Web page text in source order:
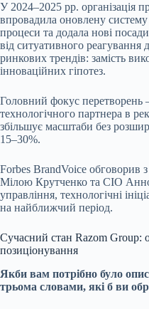
У 2024–2025 рр. організація
впровадила оновлену
процеси та додала нові
від ситуативного
ринкових трендів: замість
інноваційних гіпотез.
Головний фокус перетворень
технологічного партнера в
збільшує масштаби без
15–30%.
Forbes BrandVoice
Мілою Крутченко та CIO
управління, технологічні
на найближчий період.
Сучасний стан Razom Group:
позиціонування
Якби вам потрібно було
трьома словами, які б ви